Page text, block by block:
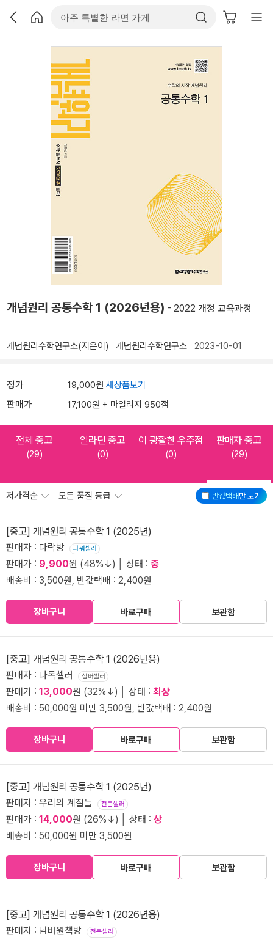
개념원리 공통수학 1 (2026년용) - 2022 개정 교육과정
개념원리수학연구소(지은이) 개념원리수학연구소 2023-10-01
정가 19,000원 새상품보기
판매가 17,100원 + 마일리지 950점
전체 중고
(29)
알라딘 중고
(0)
이 광활한 우주점
(0)
판매자 중고
(29)
반값택배만 보기
저가격순 모든 품질 등급
[중고] 개념원리 공통수학 1 (2025년)
판매자 : 다락방 파워셀러
판매가 : 9,900원 (48%↓) │ 상태 : 중
배송비 : 3,500원, 반값택배 : 2,400원
장바구니 바로구매 보관함
[중고] 개념원리 공통수학 1 (2026년용)
판매자 : 다독셀러 실버셀러
판매가 : 13,000원 (32%↓) │ 상태 : 최상
배송비 : 50,000원 미만 3,500원, 반값택배 : 2,400원
장바구니 바로구매 보관함
[중고] 개념원리 공통수학 1 (2025년)
판매자 : 우리의 계절들 전문셀러
판매가 : 14,000원 (26%↓) │ 상태 : 상
배송비 : 50,000원 미만 3,500원
장바구니 바로구매 보관함
[중고] 개념원리 공통수학 1 (2026년용)
판매자 : 넘버원책방 전문셀러